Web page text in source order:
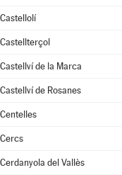
Castellolí
Castellterçol
Castellví de la Marca
Castellví de Rosanes
Centelles
Cercs
Cerdanyola del Vallès